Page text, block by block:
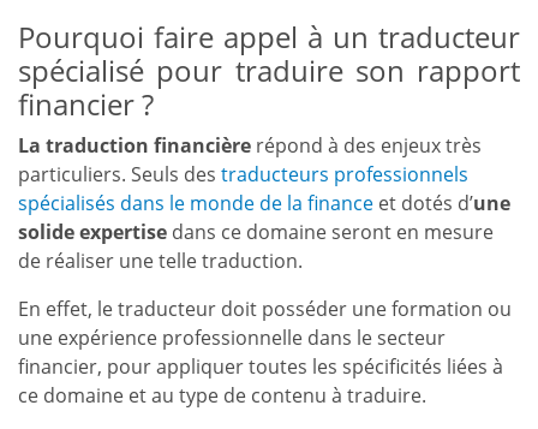
Pourquoi faire appel à un traducteur
spécialisé pour traduire son rapport
financier ?
La traduction financière répond à des enjeux très
particuliers. Seuls des traducteurs professionnels
spécialisés dans le monde de la finance et dotés d’une
solide expertise dans ce domaine seront en mesure
de réaliser une telle traduction.
En effet, le traducteur doit posséder une formation ou
une expérience professionnelle dans le secteur
financier, pour appliquer toutes les spécificités liées à
ce domaine et au type de contenu à traduire.